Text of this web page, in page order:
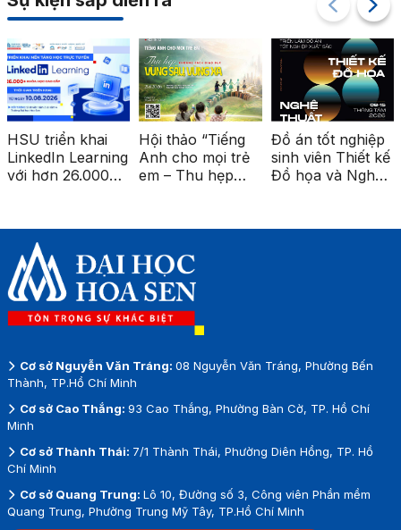
HSU triển khai
LinkedIn Learning
với hơn 26.000
Hội thảo “Tiếng
Anh cho mọi trẻ
em – Thu hẹp
vùng xa”
Đồ án tốt nghiệp
sinh viên Thiết kế
Đồ họa và Nghệ
Metro Bến Thành
Cơ sở Nguyễn Văn Tráng: 08 Nguyễn Văn Tráng, Phường Bến
Thành, TP.Hồ Chí Minh
Cơ sở Cao Thắng: 93 Cao Thắng, Phường Bàn Cờ, TP. Hồ Chí
Minh
Cơ sở Thành Thái: 7/1 Thành Thái, Phường Diên Hồng, TP. Hồ
Chí Minh
Cơ sở Quang Trung: Lô 10, Đường số 3, Công viên Phần mềm
Quang Trung, Phường Trung Mỹ Tây, TP.Hồ Chí Minh